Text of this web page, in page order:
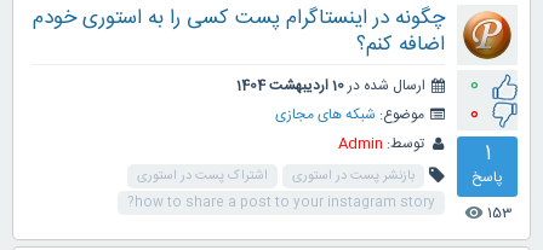
0
0
1
پاسخ
153
visibility
چگونه در اینستاگرام پست کسی را به استوری خودم
اضافه کنم؟
ارسال شده در10 اردیبهشت 1404
موضوع: شبکه های مجازی
توسط: Admin
بازنشر پست در استوری
اشتراک پست در استوری
how to share a post to your instagram story?